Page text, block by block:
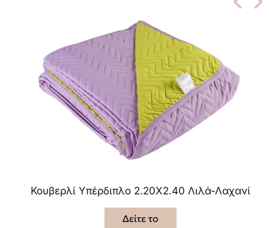
Κουβερλί Υπέρδιπλο 2.20X2.40 Λιλά-Λαχανί
Δείτε το